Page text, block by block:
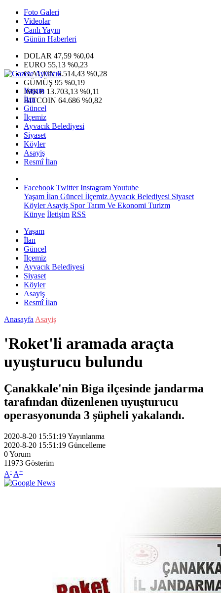
Foto Galeri
Videolar
Canlı Yayın
Günün Haberleri
DOLAR 47,59 %0,04
EURO 55,13 %0,23
G.ALTIN6.514,43 %0,28
GÜMÜŞ 95 %0,19
IMKB 13.703,13 %0,11
BITCOIN 64.686 %0,82
Yaşam
İlan
Güncel
İlçemiz
Ayvacık Belediyesi
Siyaset
Köyler
Asayiş
Resmî İlan
Facebook Twitter InstagramYoutube
Yaşam İlan Güncel İlçemiz Ayvacık Belediyesi Siyaset
KöylerAsayiş SporTarım Ve Ekonomi Turizm
Künye İletişim RSS
Yaşam
İlan
Güncel
İlçemiz
Ayvacık Belediyesi
Siyaset
Köyler
Asayiş
Resmî İlan
Anasayfa Asayiş
'Roket'li aramada araçta
uyuşturucu bulundu
Çanakkale'nin Biga ilçesinde jandarma
tarafından düzenlenen uyuşturucu
operasyonunda 3 şüpheli yakalandı.
2020-8-20 15:51:19Yayınlanma
2020-8-20 15:51:19 Güncelleme
0Yorum
11973 Gösterim
A- A+